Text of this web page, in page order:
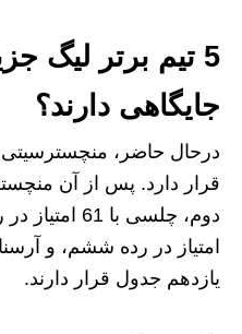
5 تیم برتر لیگ
جایگاهی دارند؟
یازدهم جدول قرار دارند.